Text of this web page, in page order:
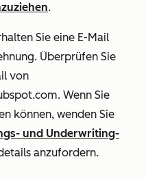
.
Sie eine E-Mail
Überprüfen Sie
von
Wenn Sie
können, wenden Sie
und Underwriting-
anzufordern.